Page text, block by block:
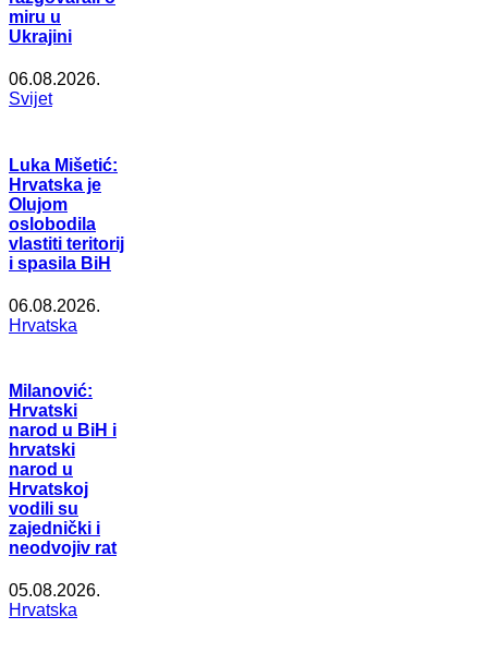
miru u
Ukrajini
06.08.2026.
Svijet
Luka Mišetić:
Hrvatska je
Olujom
oslobodila
vlastiti teritorij
i spasila BiH
06.08.2026.
Hrvatska
Milanović:
Hrvatski
narod u BiH i
hrvatski
narod u
Hrvatskoj
vodili su
zajednički i
neodvojiv rat
05.08.2026.
Hrvatska